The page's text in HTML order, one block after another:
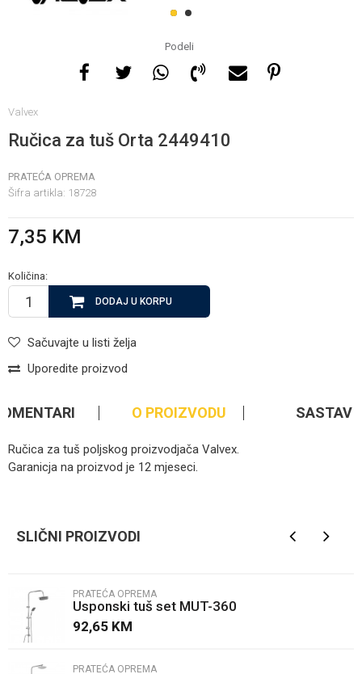
1 2
Podeli
Valvex
Ručica za tuš Orta 2449410
PRATEĆA OPREMA
Šifra artikla: 18728
7,35 KM
Količina:
DODAJ U KORPU
Sačuvajte u listi želja
Uporedite proizvod
i porudžbine
nedelje
O PROIZVODU SASTAV
Ručica za tuš poljskog proizvodjača Valvex.
Garanicja na proizvod je 12 mjeseci.
Poruka
SLIČNI PROIZVODI
PRATEĆA OPREMA
Usponski tuš set MUT-360
92,65 KM
PRATEĆA OPREMA